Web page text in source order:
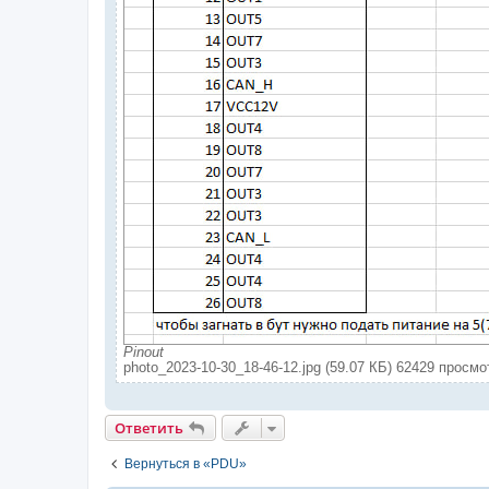
Pinout
photo_2023-10-30_18-46-12.jpg (59.07 КБ) 62429
Ответить
Вернуться в «PDU»